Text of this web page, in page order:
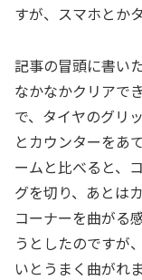
すが、スマホとか
記事の冒頭に書い
なかなかクリアで
で、タイヤのグリ
とカウンターをあ
ームと比べると、
グを切り、あとは
コーナーを曲がる
うとしたのですが
いとうまく曲がれ